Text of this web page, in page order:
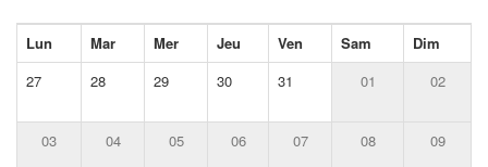
Lun Mar Mer Jeu Ven Sam
Dim
27
28 29 30 31 01 02
03 04 05 06 07 08 09